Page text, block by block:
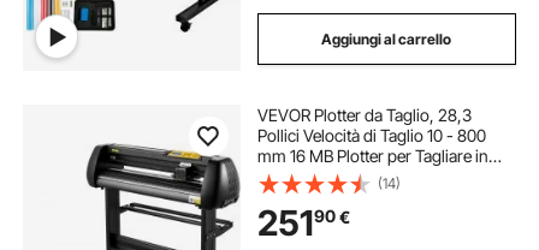
Aggiungi al carrello
VEVOR Plotter da Taglio, 28,3
Pollici Velocità di Taglio 10 - 800
mm 16 MB Plotter per Tagliare in
Vinile con Software per
Pubblicizzare Incisioni, Pellicole per
Lettere a Trasferimento Termico,
ecc.
(14)
25190€